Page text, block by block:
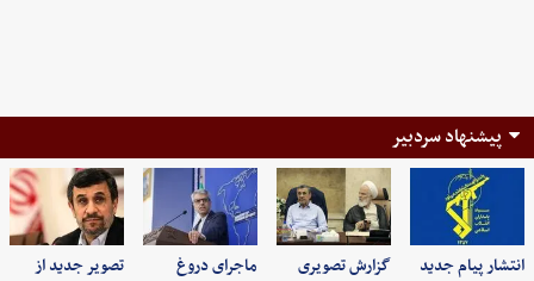
پیشنهاد سردبیر
انتشار پیام جدید
گزارش تصویری
ماجرای دروغ
تصویر جدید از